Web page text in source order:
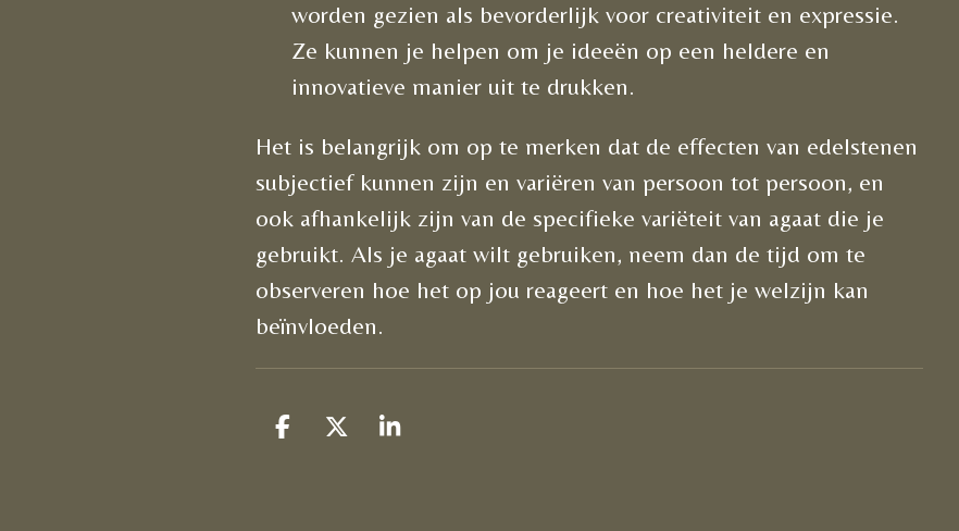
worden gezien als bevorderlijk voor creativiteit en expressie.
Ze kunnen je helpen om je ideeën op een heldere en
innovatieve manier uit te drukken.
Het is belangrijk om op te merken dat de effecten van edelstenen
subjectief kunnen zijn en variëren van persoon tot persoon, en
ook afhankelijk zijn van de specifieke variëteit van agaat die je
gebruikt. Als je agaat wilt gebruiken, neem dan de tijd om te
observeren hoe het op jou reageert en hoe het je welzijn kan
beïnvloeden.
D
D
S